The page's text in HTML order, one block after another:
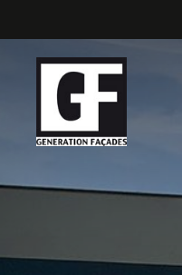
Générations Façades
Nos prestations